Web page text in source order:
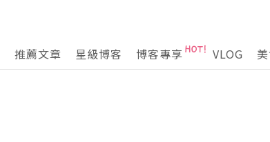
推薦文章 星級博客 博客專享 VLOG